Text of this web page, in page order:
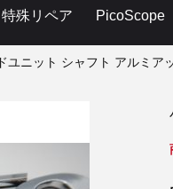
特殊リペア PicoScope
ニット シャフト アルミ